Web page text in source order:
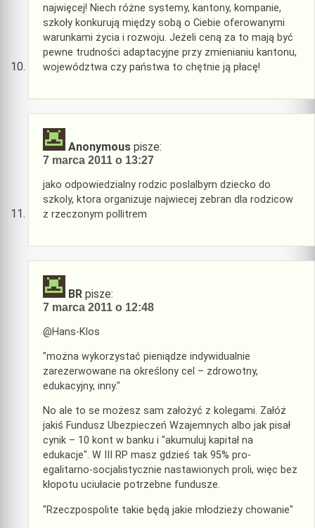
najwięcej! Niech różne systemy, kantony, kompanie,
szkoły konkurują między sobą o Ciebie oferowanymi
warunkami życia i rozwoju. Jeżeli ceną za to mają być
pewne trudności adaptacyjne przy zmienianiu kantonu,
województwa czy państwa to chętnie ją płacę!
Anonymous pisze:
7 marca 2011 o 13:27
jako odpowiedzialny rodzic poslalbym dziecko do
szkoly, ktora organizuje najwiecej zebran dla rodzicow
z rzeczonym pollitrem
BR pisze:
7 marca 2011 o 12:48
@Hans-Klos
"można wykorzystać pieniądze indywidualnie
zarezerwowane na określony cel – zdrowotny,
edukacyjny, inny."
No ale to se możesz sam założyć z kolegami. Załóż
jakiś Fundusz Ubezpieczeń Wzajemnych albo jak pisał
cynik – 10 kont w banku i "akumuluj kapitał na
edukacje". W III RP masz gdzieś tak 95% pro-
egalitarno-socjalistycznie nastawionych proli, więc bez
kłopotu uciułacie potrzebne fundusze.
"Rzeczpospolite takie będą jakie młodzieży chowanie"